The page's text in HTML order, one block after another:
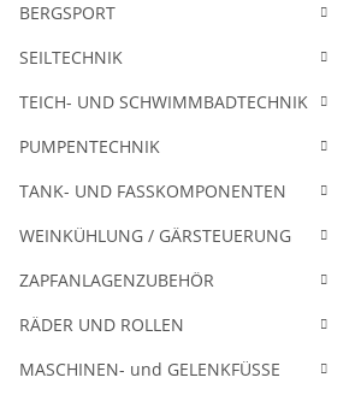
BERGSPORT
SEILTECHNIK
TEICH- UND SCHWIMMBADTECHNIK
PUMPENTECHNIK
TANK- UND FASSKOMPONENTEN
WEINKÜHLUNG / GÄRSTEUERUNG
ZAPFANLAGENZUBEHÖR
RÄDER UND ROLLEN
MASCHINEN- und GELENKFÜSSE